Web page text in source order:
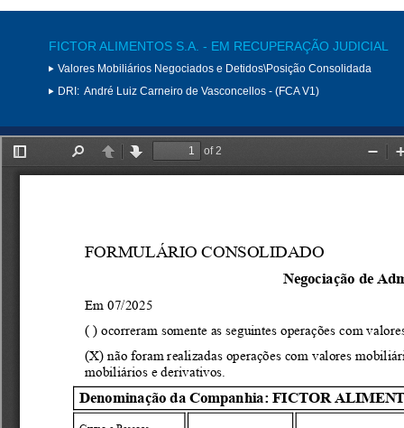
FICTOR ALIMENTOS S.A. - EM RECUPERAÇÃO JUDICIAL
Valores Mobiliários Negociados e Detidos\Posição Consolidada
DRI: André Luiz Carneiro de Vasconcellos - (FCA V1)